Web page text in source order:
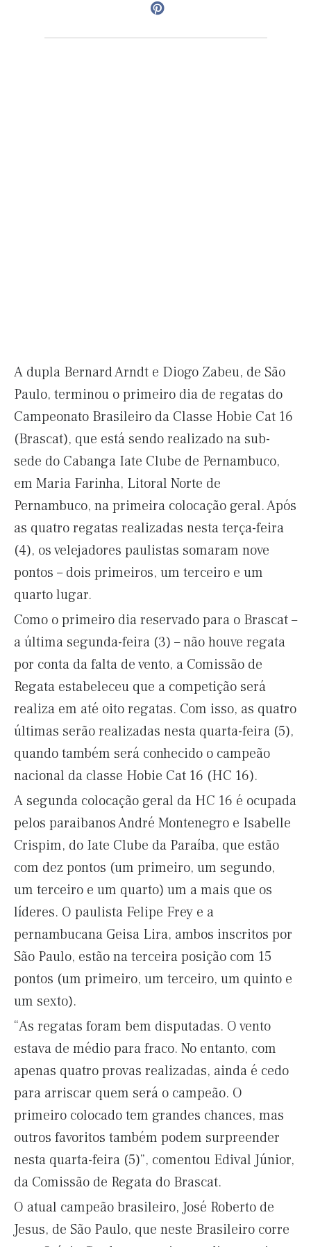
A dupla Bernard Arndt e Diogo Zabeu, de São
Paulo, terminou o primeiro dia de regatas do
Campeonato Brasileiro da Classe Hobie Cat 16
(Brascat), que está sendo realizado na sub-
sede do Cabanga Iate Clube de Pernambuco,
em Maria Farinha, Litoral Norte de
Pernambuco, na primeira colocação geral. Após
as quatro regatas realizadas nesta terça-feira
(4), os velejadores paulistas somaram nove
pontos – dois primeiros, um terceiro e um
quarto lugar.
Como o primeiro dia reservado para o Brascat –
a última segunda-feira (3) – não houve regata
por conta da falta de vento, a Comissão de
Regata estabeleceu que a competição será
realiza em até oito regatas. Com isso, as quatro
últimas serão realizadas nesta quarta-feira (5),
quando também será conhecido o campeão
nacional da classe Hobie Cat 16 (HC 16).
A segunda colocação geral da HC 16 é ocupada
pelos paraibanos André Montenegro e Isabelle
Crispim, do Iate Clube da Paraíba, que estão
com dez pontos (um primeiro, um segundo,
um terceiro e um quarto) um a mais que os
líderes. O paulista Felipe Frey e a
pernambucana Geisa Lira, ambos inscritos por
São Paulo, estão na terceira posição com 15
pontos (um primeiro, um terceiro, um quinto e
um sexto).
“As regatas foram bem disputadas. O vento
estava de médio para fraco. No entanto, com
apenas quatro provas realizadas, ainda é cedo
para arriscar quem será o campeão. O
primeiro colocado tem grandes chances, mas
outros favoritos também podem surpreender
nesta quarta-feira (5)”, comentou Edival Júnior,
da Comissão de Regata do Brascat.
O atual campeão brasileiro, José Roberto de
Jesus, de São Paulo, que neste Brasileiro corre